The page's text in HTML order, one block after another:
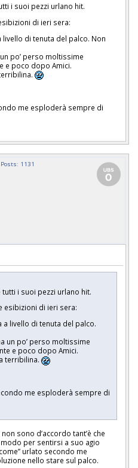
i suoi pezzi urlano hit.
di ieri sera:
livello di tenuta del palco. Non
po’ perso moltissime
e poco dopo Amici.
me esploderà sempre di
Posts: 1131
tutti i suoi pezzi urlano hit.
esibizioni di ieri sera:
a livello di tenuta del palco.
un po’ perso moltissime
e poco dopo Amici.
terribilina.
me esploderà sempre di
sono d’accordo tant’è che
per sentirsi a suo agio
urlato secondo me
nello stare sul palco.